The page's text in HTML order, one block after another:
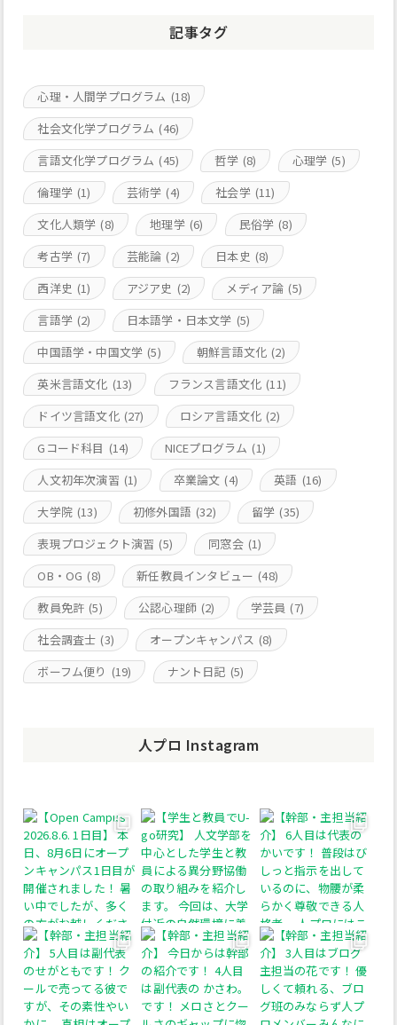
記事タグ
心理・人間学プログラム (18)
社会文化学プログラム (46)
言語文化学プログラム (45) 哲学 (8) 心理学 (5)
倫理学 (1) 芸術学 (4) 社会学 (11)
文化人類学 (8) 地理学 (6) 民俗学 (8)
考古学 (7) 芸能論 (2) 日本史 (8)
西洋史 (1) アジア史 (2) メディア論 (5)
言語学 (2) 日本語学・日本文学 (5)
中国語学・中国文学 (5) 朝鮮言語文化 (2)
英米言語文化 (13) フランス言語文化 (11)
ドイツ言語文化 (27) ロシア言語文化 (2)
Gコード科目 (14) NICEプログラム (1)
人文初年次演習 (1) 卒業論文 (4) 英語 (16)
大学院 (13) 初修外国語 (32) 留学 (35)
表現プロジェクト演習 (5) 同窓会 (1)
OB・OG (8) 新任教員インタビュー (48)
教員免許 (5) 公認心理師 (2) 学芸員 (7)
社会調査士 (3) オープンキャンパス (8)
ボーフム便り (19) ナント日記 (5)
人プロ Instagram